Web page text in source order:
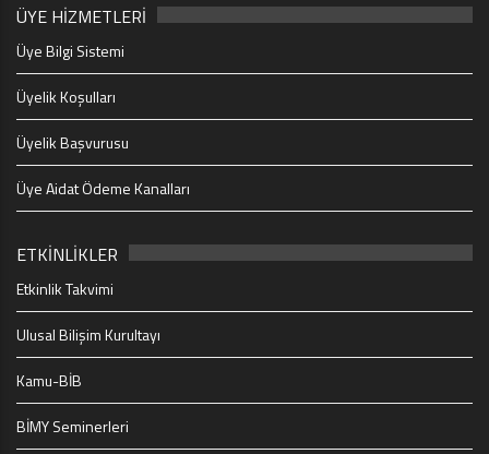
ÜYE HİZMETLERİ
Üye Bilgi Sistemi
Üyelik Koşulları
Üyelik Başvurusu
Üye Aidat Ödeme Kanalları
ETKİNLİKLER
Etkinlik Takvimi
Ulusal Bilişim Kurultayı
Kamu-BİB
BİMY Seminerleri